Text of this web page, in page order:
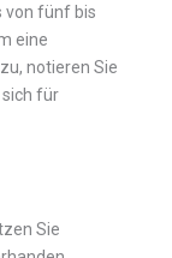
von fünf bis
eine
notieren Sie
für
Sie